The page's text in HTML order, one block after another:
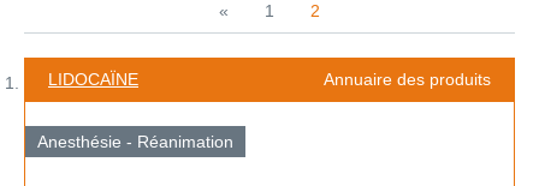
« 1 2
LIDOCAÏNE Annuaire des produits
Anesthésie - Réanimation